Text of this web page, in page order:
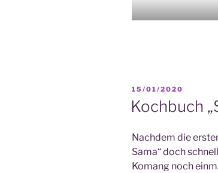
VERÖFFENTLICHT
AM
15/01/2020
Kochbuch
Nachdem die
Sama“ doch
Komang noch